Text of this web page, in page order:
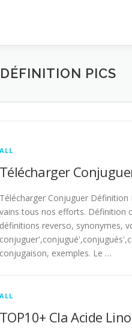
PICS
ALL
Télécharger
Télécharger Conjuguer
vains tous nos efforts. Définition
définitions reverso, synonymes,
conjugaison, exemples. Le …
ALL
TOP10+ Cla Acide